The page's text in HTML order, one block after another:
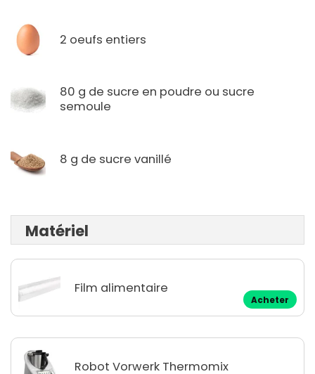
2 oeufs entiers
80 g de sucre en poudre ou sucre
semoule
8 g de sucre vanillé
Matériel
Film alimentaire
Acheter
Robot Vorwerk Thermomix